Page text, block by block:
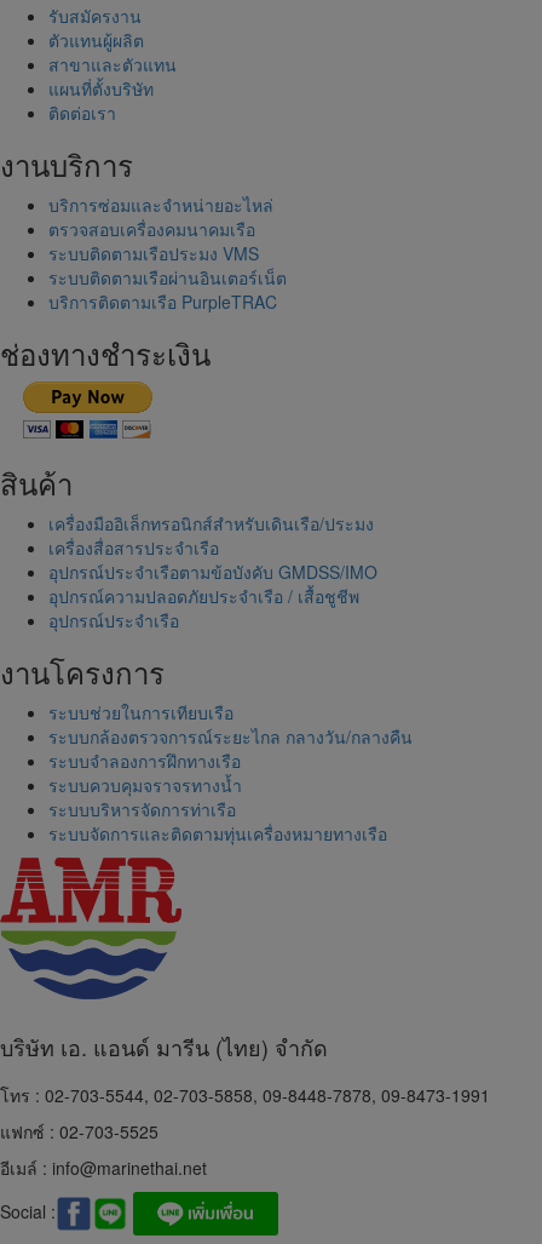
รับสมัครงาน
ตัวแทนผู้ผลิต
สาขาและตัวแทน
แผนที่ตั้งบริษัท
ติดต่อเรา
งานบริการ
บริการซ่อมและจำหน่ายอะไหล่
ตรวจสอบเครื่องคมนาคมเรือ
ระบบติดตามเรือประมง VMS
ระบบติดตามเรือผ่านอินเตอร์เน็ต
บริการติดตามเรือ PurpleTRAC
ช่องทางชำระเงิน
สินค้า
เครื่องมืออิเล็กทรอนิกส์สำหรับเดินเรือ/ประมง
เครื่องสื่อสารประจำเรือ
อุปกรณ์ประจำเรือตามข้อบังคับ GMDSS/IMO
อุปกรณ์ความปลอดภัยประจำเรือ / เสื้อชูชีพ
อุปกรณ์ประจำเรือ
งานโครงการ
ระบบช่วยในการเทียบเรือ
ระบบกล้องตรวจการณ์ระยะไกล กลางวัน/กลางคืน
ระบบจำลองการฝึกทางเรือ
ระบบควบคุมจราจรทางน้ำ
ระบบบริหารจัดการท่าเรือ
ระบบจัดการและติดตามทุ่นเครื่องหมายทางเรือ
บริษัท เอ. แอนด์ มารีน (ไทย) จำกัด
โทร : 02-703-5544, 02-703-5858, 09-8448-7878, 09-8473-1991
แฟกซ์ : 02-703-5525
อีเมล์ : info@marinethai.net
Social :